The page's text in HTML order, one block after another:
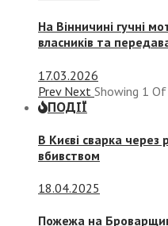
На Вінничині гучні
власників та
17.03.2026
Prev Next Showing 1 Of
ПОДІЇ
В Києві сварка через
вбивством
18.04.2025
Пожежа на